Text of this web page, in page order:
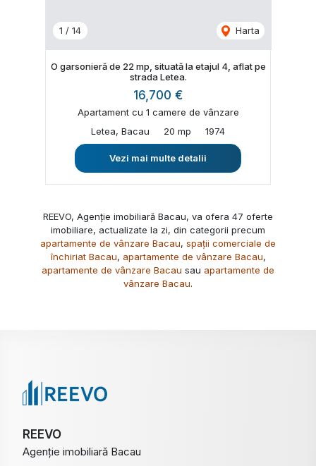
1 / 14 Harta
O garsonieră de 22 mp, situată la etajul 4, aflat pe
strada Letea.
16,700 €
Apartament cu 1 camere de vânzare
Letea, Bacau
20 mp 1974
Vezi mai multe detalii
REEVO, Agenție imobiliară Bacau, va ofera 47 oferte
imobiliare, actualizate la zi, din categorii precum
apartamente de vânzare Bacau, spații comerciale de
închiriat Bacau, apartamente de vânzare Bacau,
apartamente de vânzare Bacau sau apartamente de
vânzare Bacau.
REEVO
Agenție imobiliară Bacau